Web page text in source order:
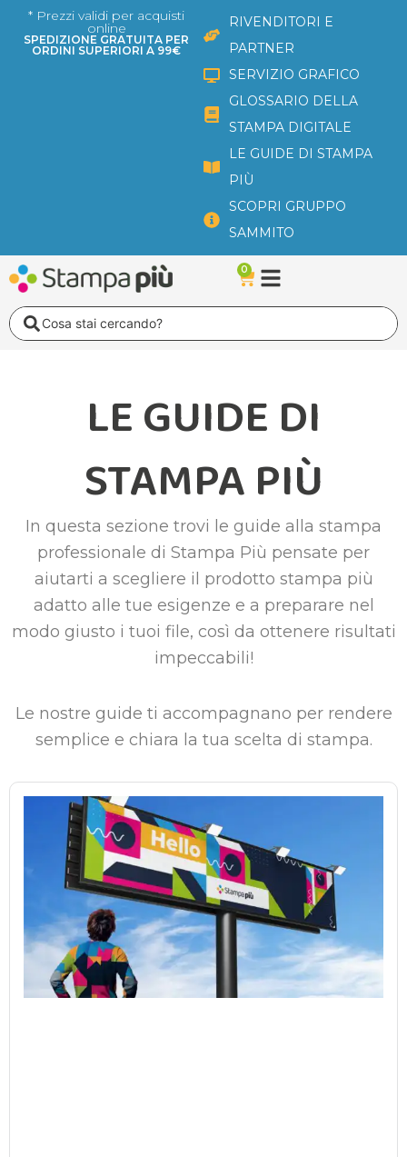
* Prezzi validi per acquisti
online
SPEDIZIONE GRATUITA PER
ORDINI SUPERIORI A 99€
RIVENDITORI E
PARTNER
SERVIZIO GRAFICO
GLOSSARIO DELLA
STAMPA DIGITALE
LE GUIDE DI STAMPA
PIÙ
SCOPRI GRUPPO
SAMMITO
0
Carrello
Search
LE GUIDE DI
STAMPA PIÙ
In questa sezione trovi le guide alla stampa
professionale di Stampa Più pensate per
aiutarti a scegliere il prodotto stampa più
adatto alle tue esigenze e a preparare nel
modo giusto i tuoi file, così da ottenere risultati
impeccabili!
Le nostre guide ti accompagnano per rendere
semplice e chiara la tua scelta di stampa.